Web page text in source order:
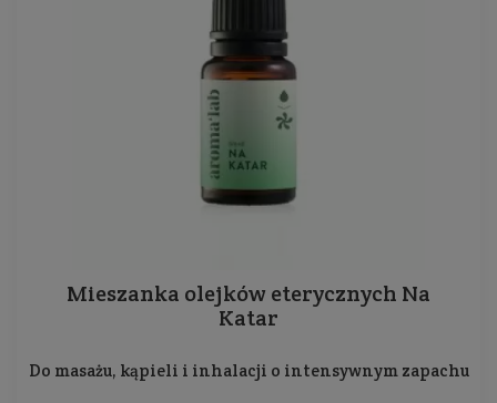
Mieszanka olejków eterycznych Na
Katar
Do masażu, kąpieli i inhalacji o intensywnym zapachu